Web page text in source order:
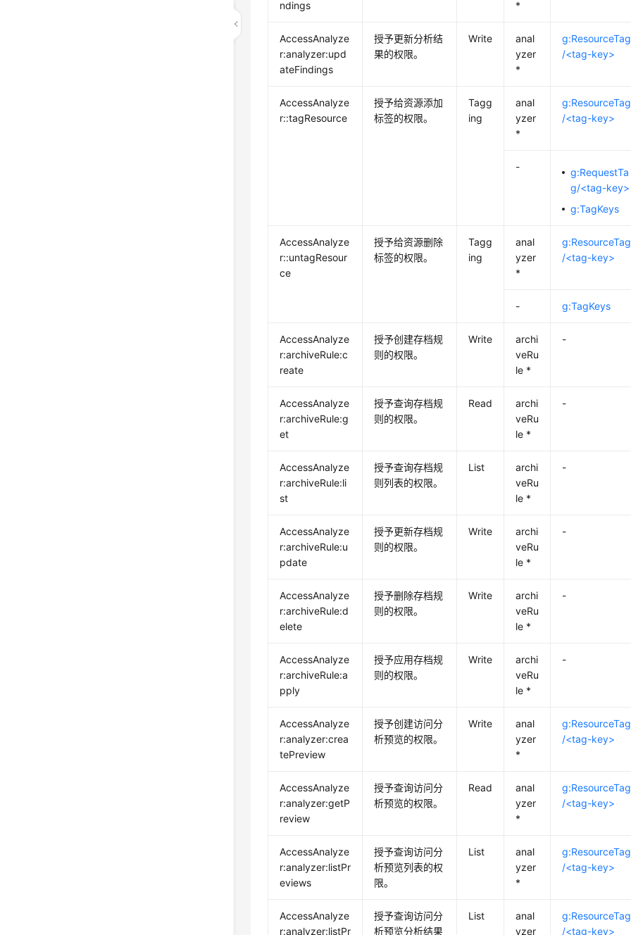
ndings
*
AccessAnalyze
r:analyzer:upd
ateFindings
授予更新分析结
果的权限。
Write
anal
yzer
*
g:ResourceTag
/<tag-key>
AccessAnalyze
r::tagResource
授予给资源添加
标签的权限。
Tagg
ing
anal
yzer
*
g:ResourceTag
/<tag-key>
-
g:RequestTa
g/<tag-key>
g:TagKeys
AccessAnalyze
r::untagResour
ce
授予给资源删除
标签的权限。
Tagg
ing
anal
yzer
*
g:ResourceTag
/<tag-key>
- g:TagKeys
AccessAnalyze
r:archiveRule:c
reate
授予创建存档规
则的权限。
Write
archi
veRu
le *
-
AccessAnalyze
r:archiveRule:g
et
授予查询存档规
则的权限。
Read
archi
veRu
le *
-
AccessAnalyze
r:archiveRule:li
st
授予查询存档规
则列表的权限。
List
archi
veRu
le *
-
AccessAnalyze
r:archiveRule:u
pdate
授予更新存档规
则的权限。
Write
archi
veRu
le *
-
AccessAnalyze
r:archiveRule:d
elete
授予删除存档规
则的权限。
Write
archi
veRu
le *
-
AccessAnalyze
r:archiveRule:a
pply
授予应用存档规
则的权限。
Write
archi
veRu
le *
-
AccessAnalyze
r:analyzer:crea
tePreview
授予创建访问分
析预览的权限。
Write
anal
yzer
*
g:ResourceTag
/<tag-key>
AccessAnalyze
r:analyzer:getP
review
授予查询访问分
析预览的权限。
Read
anal
yzer
*
g:ResourceTag
/<tag-key>
AccessAnalyze
r:analyzer:listPr
eviews
授予查询访问分
析预览列表的权
限。
List
anal
yzer
*
g:ResourceTag
/<tag-key>
AccessAnalyze
r:analyzer:listPr
授予查询访问分
析预览分析结果
List
anal
yzer
g:ResourceTag
/<tag-key>